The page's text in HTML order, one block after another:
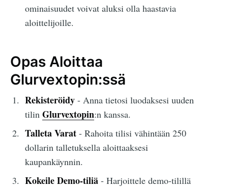
ominaisuudet voivat aluksi olla haastavia
aloittelijoille.
Opas Aloittaa
Glurvextopin:ssä
Rekisteröidy- Anna tietosi luodaksesi uuden
tilin Glurvextopin:n kanssa.
Talleta Varat- Rahoita tilisi vähintään 250
dollarin talletuksella aloittaaksesi
kaupankäynnin.
Kokeile Demo-tiliä- Harjoittele demo-tilillä